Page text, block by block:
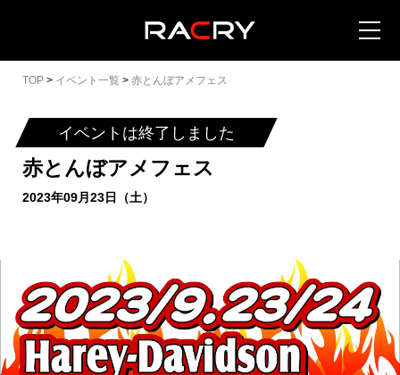
カートを見る ( 0)
イベントを日程から探す
全てのイベントを見る
TOP > イベント一覧 > 赤とんぼアメフェス
イベントは終了しました
赤とんぼアメフェス
2023年09月23日（土）